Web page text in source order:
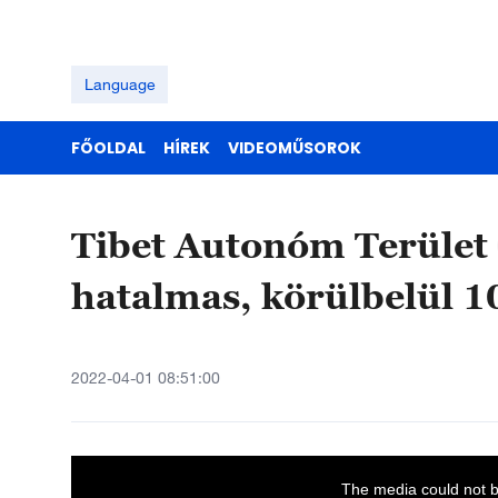
Language
FŐOLDAL HÍREK VIDEOMŰSOROK
Tibet Autonóm Terület
hatalmas, körülbelül
2022-04-01 08:51:00
The media could not